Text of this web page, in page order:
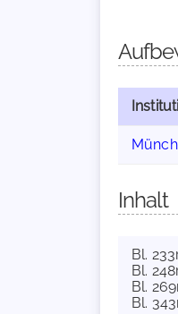
Inhalt
Bl.
Bl.
Bl.
Bl.